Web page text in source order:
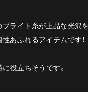
ライト糸が上品な光沢を
あふれるアイテムです！
に役立ちそうです。